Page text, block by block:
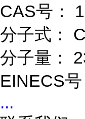
CAS号：
分子式：
分子量：
EINECS
...